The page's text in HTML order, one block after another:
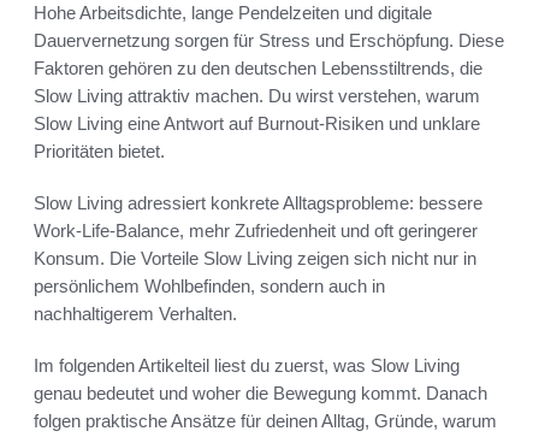
Hohe Arbeitsdichte, lange Pendelzeiten und digitale
Dauervernetzung sorgen für Stress und Erschöpfung. Diese
Faktoren gehören zu den deutschen Lebensstiltrends, die
Slow Living attraktiv machen. Du wirst verstehen, warum
Slow Living eine Antwort auf Burnout-Risiken und unklare
Prioritäten bietet.
Slow Living adressiert konkrete Alltagsprobleme: bessere
Work-Life-Balance, mehr Zufriedenheit und oft geringerer
Konsum. Die Vorteile Slow Living zeigen sich nicht nur in
persönlichem Wohlbefinden, sondern auch in
nachhaltigerem Verhalten.
Im folgenden Artikelteil liest du zuerst, was Slow Living
genau bedeutet und woher die Bewegung kommt. Danach
folgen praktische Ansätze für deinen Alltag, Gründe, warum